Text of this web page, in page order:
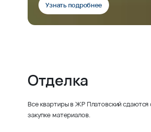
Узнать подробнее
Отделка
Все квартиры в ЖР Платовский
закупке материалов.